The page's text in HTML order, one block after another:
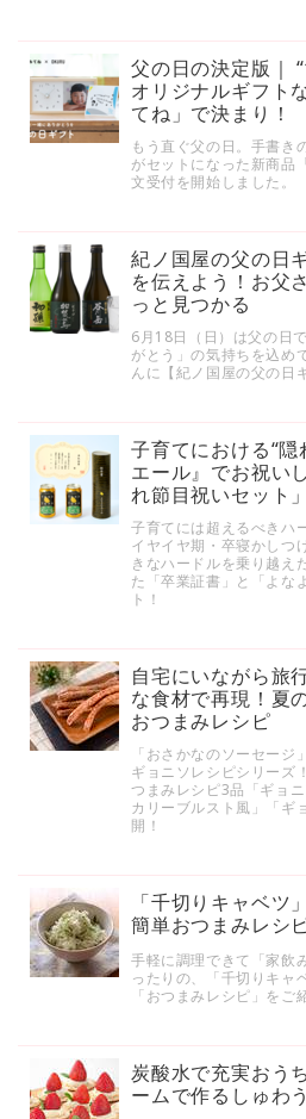
父の日の決定版｜
オリジナルギフト
てね」で決まり！
もう直ぐ父の日。手書き
がセットになった新商品
文受付を開始しました。
紀ノ国屋の父の日
を伝えよう！お父
っと見つかる
6月18日（日）は父の日
がとう」の気持ちを込め
んに【紀ノ国屋の父の日
子育てにおける“
エール』でお祝い
れ節目祝いセット
子育てには超えるべきハ
イヤイヤ期・卒寝かしつ
きなハードルを乗り越え
た「卒業証書」と「よな
ト！
自宅にいながら旅
な食材で再現！夏
おつまみレシピ
「おさかなのソーセージ
ギョニソレシピシリーズ
つまみレシピ3品「ギョ
カリーブルスト風」「ギ
開！
「千切りキャベツ
簡単おつまみレシ
手軽に調理できて「家飲
ったりの、「千切りキャ
「おつまみレシピ」をご
炭酸水で充実おう
ームで作るしゅわ